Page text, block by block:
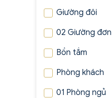
Giường đôi
02 Giường đơn
Bồn tắm
Phòng khách
01 Phòng ngủ